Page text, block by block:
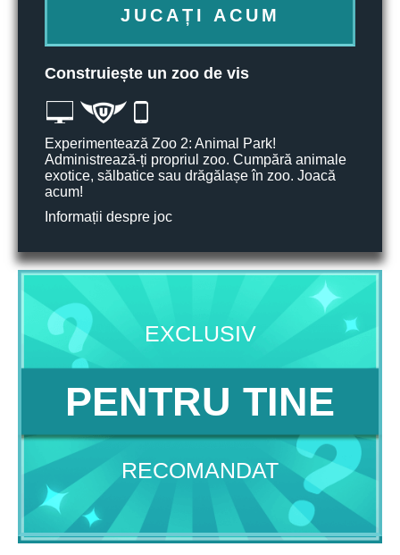
JUCAȚI ACUM
Construiește un zoo de vis
Experimentează Zoo 2: Animal Park!
Administrează-ți propriul zoo. Cumpără animale
exotice, sălbatice sau drăgălașe în zoo. Joacă
acum!
Informații despre joc
EXCLUSIV
PENTRU TINE
RECOMANDAT